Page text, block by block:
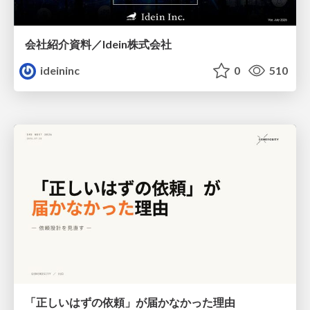
会社紹介資料／Idein株式会社
ideininc
0 510
「正しいはずの依頼」が届かなかった理由